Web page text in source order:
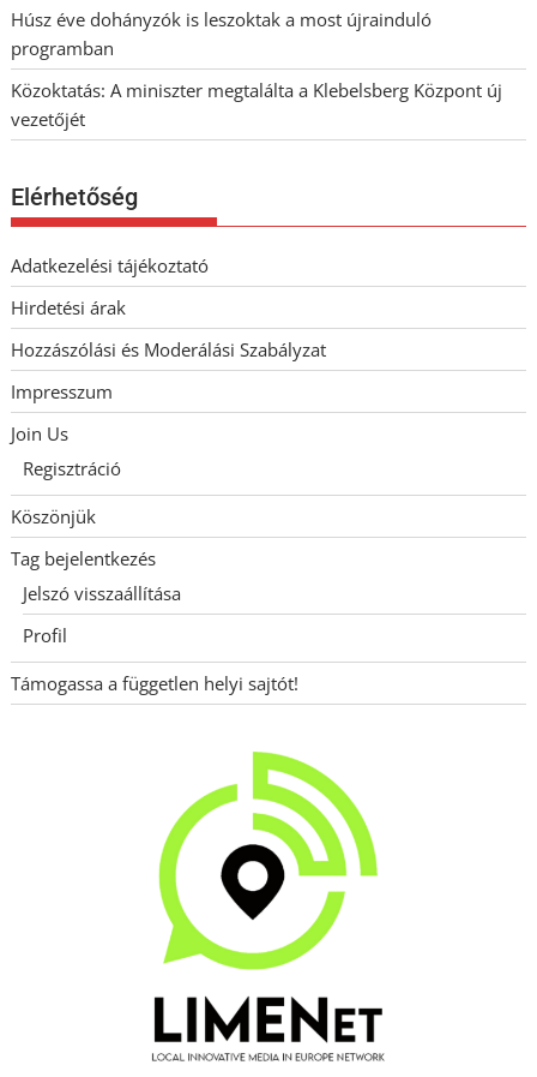
Húsz éve dohányzók is leszoktak a most újrainduló
programban
Közoktatás: A miniszter megtalálta a Klebelsberg Központ új
vezetőjét
Elérhetőség
Adatkezelési tájékoztató
Hirdetési árak
Hozzászólási és Moderálási Szabályzat
Impresszum
Join Us
Regisztráció
Köszönjük
Tag bejelentkezés
Jelszó visszaállítása
Profil
Támogassa a független helyi sajtót!